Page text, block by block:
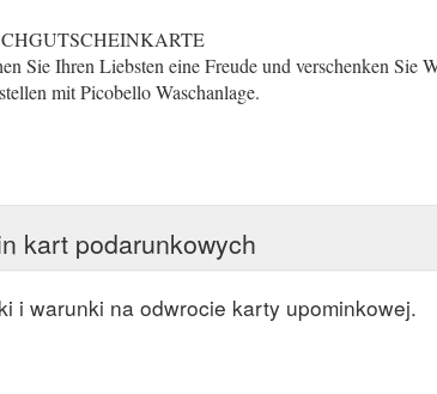
Sie Ihren Liebsten eine Freude und verschenken Sie
mit Picobello Waschanlage.
kart podarunkowych
i warunki na odwrocie karty upominkowej.